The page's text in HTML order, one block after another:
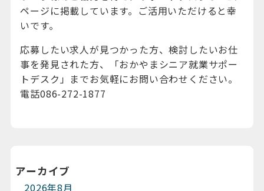
ページに掲載しています。ご活用いただけると幸
いです。
応募したい求人が見つかった方、検討したいお仕
事を発見された方、「おかやまシニア就業サポー
トデスク」までお気軽にお問い合わせください。
電話086-272-1877
アーカイブ
2026年8月